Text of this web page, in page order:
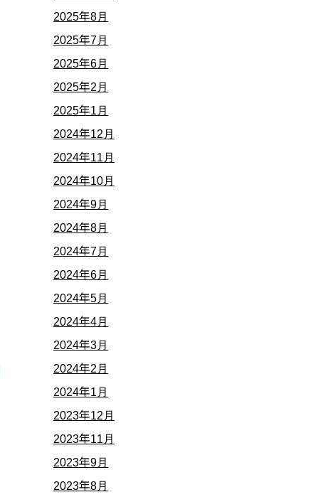
2025年8月
2025年7月
2025年6月
2025年2月
2025年1月
2024年12月
2024年11月
2024年10月
2024年9月
2024年8月
2024年7月
2024年6月
2024年5月
2024年4月
2024年3月
2024年2月
2024年1月
2023年12月
2023年11月
2023年9月
2023年8月